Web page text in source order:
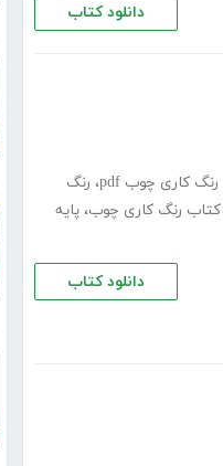
دانلود کتاب
رنگ کاری چوب pdf ، رنگ
کتاب رنگ کاری چوب، پایه
دانلود کتاب